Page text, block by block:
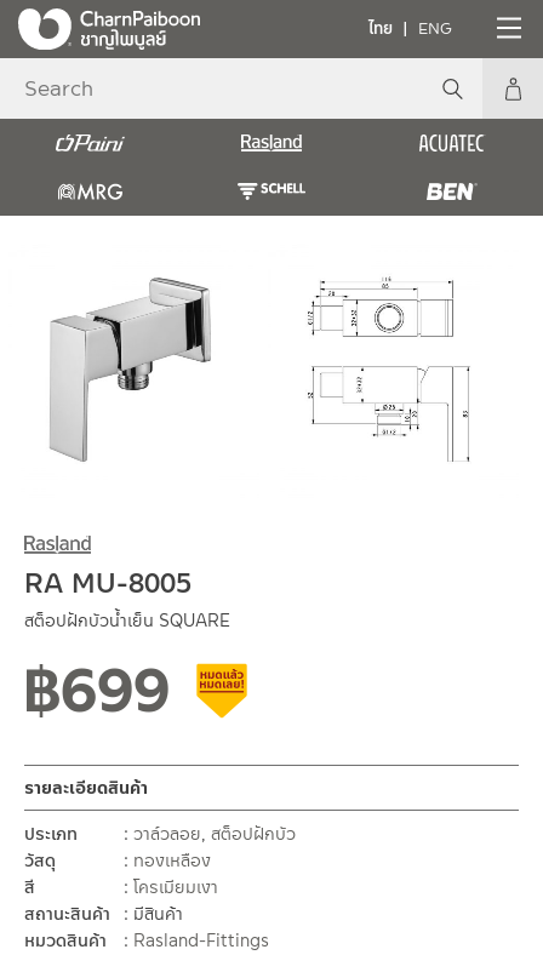
ไทย ENG
RA MU-8005
สต็อปฝักบัวน้ำเย็น SQUARE
฿699
รายละเอียดสินค้า
ประเภท
วาล์วลอย, สต็อปฝักบัว
วัสดุ
ทองเหลือง
สี
โครเมียมเงา
สถานะสินค้า
มีสินค้า
หมวดสินค้า
Rasland-Fittings